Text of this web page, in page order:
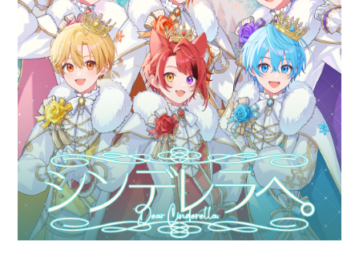
EVENT/LIVE
STORE
FANCLUB
合計フォロワー数
86,248,855
合計再生数
199.44 億
CREATOR